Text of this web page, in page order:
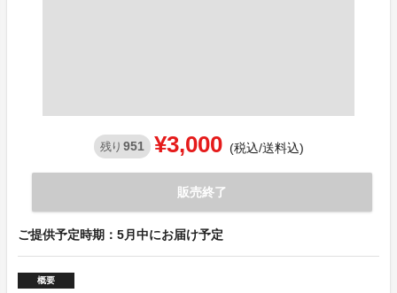
残り 951 ¥3,000 (税込/送料込)
販売終了
ご提供予定時期：5月中にお届け予定
概要